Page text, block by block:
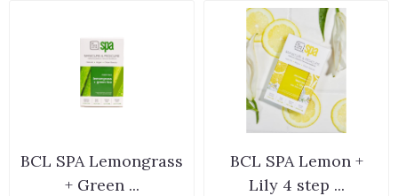
BCL SPA Lemongrass
+ Green ...
BCL SPA Lemon +
Lily 4 step ...